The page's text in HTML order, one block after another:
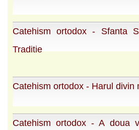
Catehism ortodox - Sfanta
Traditie
Catehism ortodox - Harul divin
Catehism ortodox - A doua